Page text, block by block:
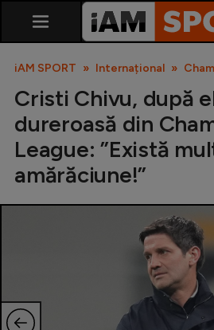
SuperLiga
Cupa României
Echipa Națională
U21
iAM SPORT Internațional
Cristi Chivu, după
dureroasă din
League: ”Există
amărăciune!”